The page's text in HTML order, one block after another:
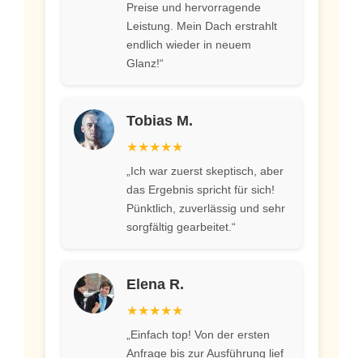
Preise und hervorragende
Leistung. Mein Dach erstrahlt
endlich wieder in neuem
Glanz!“
Tobias M.
★★★★★
„Ich war zuerst skeptisch, aber
das Ergebnis spricht für sich!
Pünktlich, zuverlässig und sehr
sorgfältig gearbeitet.“
Elena R.
★★★★★
„Einfach top! Von der ersten
Anfrage bis zur Ausführung lief